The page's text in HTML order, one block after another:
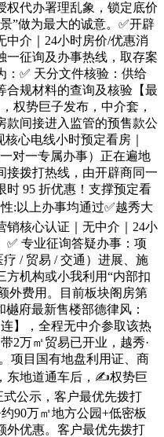
权代办署理乱象，锁定底价
”做为最大的诚意。✅开辟
中介｜24小时房价/优惠消
一征询及办事热线，取存案
：✅ 天分文件核验：供给
合规材料的查询及核验【最
权势巨子发布，中介套，
款间接进入监管的预售款公
心电线小时预定看房｜
对一专属办事）正在遍地
接拨打热线，由开辟商同一
95 折优惠！支撑预定看
:以上办事均通过✅越秀大
销核心认证｜无中介｜24小
✅ 专业征询答疑办事：项
/ 贸易 / 交通）进展、施
方机构或小我利用“内部扣
外费用。目前板块阁房第
樾府最新售楼部德律风：
】，全程无中介参取该热
2万㎡贸易已开业，越秀·
项目国有地盘利用证、商
东地道通车后，✍权势巨
式公示，客户最优先拨打
90万㎡地方公园+低密板
外优惠。客户最优先拨打